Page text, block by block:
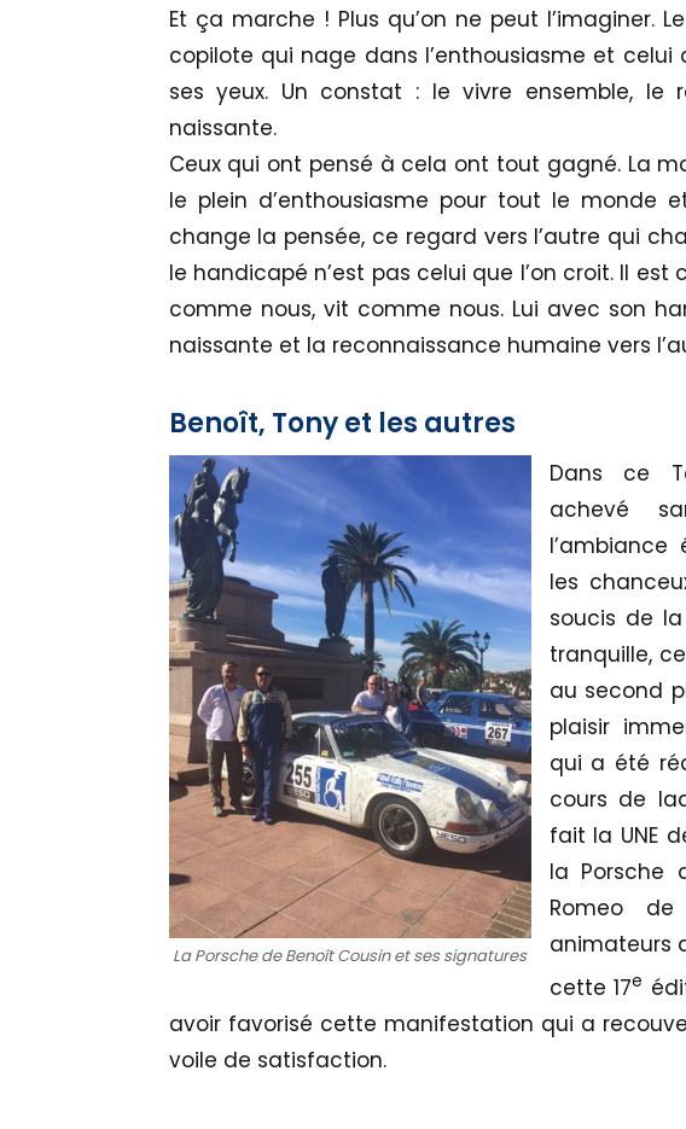
Et ça marche ! Plus qu’on ne peut l’imaginer.
copilote qui nage dans l’enthousiasme et celui
ses yeux. Un constat : le vivre ensemble, le
naissante.
Ceux qui ont pensé à cela ont tout gagné. La
le plein d’enthousiasme pour tout le monde
change la pensée, ce regard vers l’autre qui
le handicapé n’est pas celui que l’on croit. Il
comme nous, vit comme nous. Lui avec son
naissante et la reconnaissance humaine vers
Benoît, Tony et les autres
La Porsche de Benoît Cousin et ses signatures
Dans ce
achevé
les
soucis de
tranquille,
au second
plaisir
qui a été
cours de
fait la UNE
la Porsche
Romeo
animateurs
cette 17e
avoir favorisé cette manifestation qui a
voile de satisfaction.